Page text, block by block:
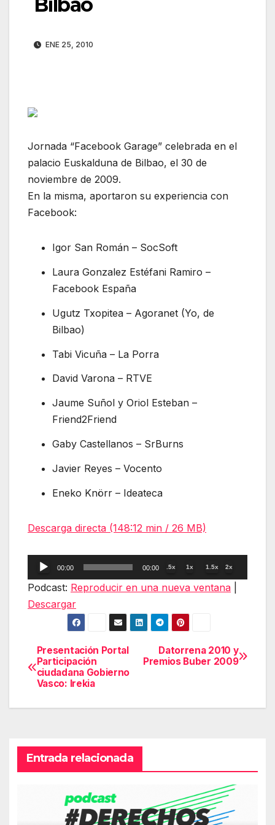
Bilbao
ENE 25, 2010
Jornada “Facebook Garage” celebrada en el
palacio Euskalduna de Bilbao, el 30 de
noviembre de 2009.
En la misma, aportaron su experiencia con
Facebook:
Igor San Román – SocSoft
Laura Gonzalez Estéfani Ramiro –
Facebook España
Ugutz Txopitea – Agoranet (Yo, de
Bilbao)
Tabi Vicuña – La Porra
David Varona – RTVE
Jaume Suñol y Oriol Esteban –
Friend2Friend
Gaby Castellanos – SrBurns
Javier Reyes – Vocento
Eneko Knörr – Ideateca
Descarga directa (148:12 min / 26 MB)
Reproductor
de
audio
00:00 00:00 .5x 1x 1.5x 2x
Podcast: Reproducir en una nueva ventana
Descargar
Navegación
de
entradas
Datorrena 2010 y
Premios Buber 2009
Presentación Portal
Participación
ciudadana Gobierno
Vasco: Irekia
Entrada relacionada